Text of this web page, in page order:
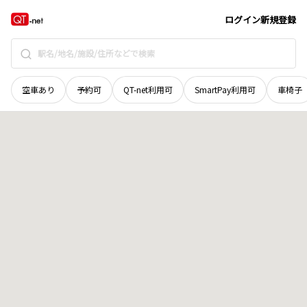
ログイン新規登録
空車あり 予約可 QT-net利用可 SmartPay利用可 車椅子
島根県